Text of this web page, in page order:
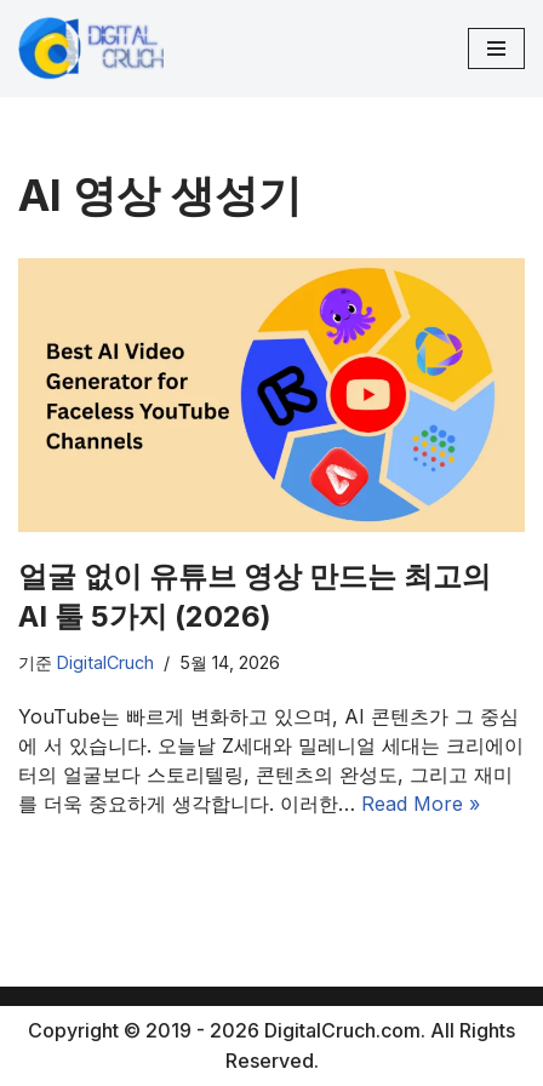
콘
건
너
AI 영상 생성기
얼굴 없이 유튜브 영상 만드는 최고의
AI 툴 5가지 (2026)
기준 DigitalCruch 5월 14, 2026
YouTube는 빠르게 변화하고 있으며, AI 콘텐츠가 그 중심
에 서 있습니다. 오늘날 Z세대와 밀레니얼 세대는 크리에이
터의 얼굴보다 스토리텔링, 콘텐츠의 완성도, 그리고 재미
를 더욱 중요하게 생각합니다. 이러한… Read More »
Copyright © 2019 - 2026 DigitalCruch.com. All Rights
Reserved.